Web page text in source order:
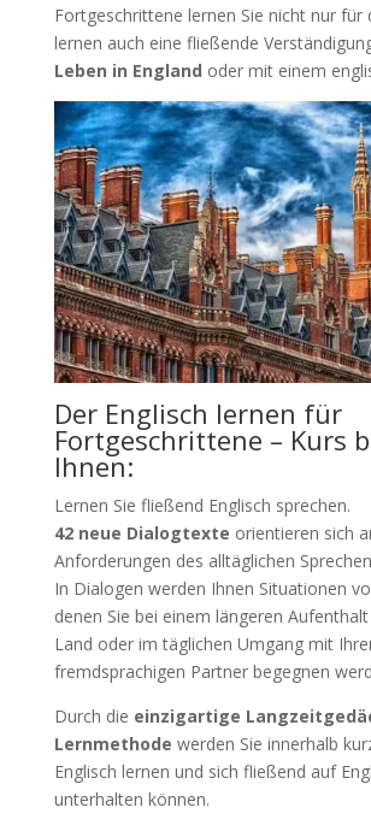
Fortgeschrittene lernen Sie nicht nur für
lernen auch eine fließende
Leben in England oder mit einem
Der Englisch lernen für
Fortgeschrittene – Kurs
Ihnen:
Lernen Sie fließend Englisch sprechen.
42 neue Dialogtexte orientieren sich
Anforderungen des alltäglichen
In Dialogen werden Ihnen Situationen
denen Sie bei einem längeren
Land oder im täglichen Umgang mit
fremdsprachigen Partner begegnen
Durch die einzigartige
Lernmethode werden Sie innerhalb
Englisch lernen und sich fließend auf
unterhalten können.